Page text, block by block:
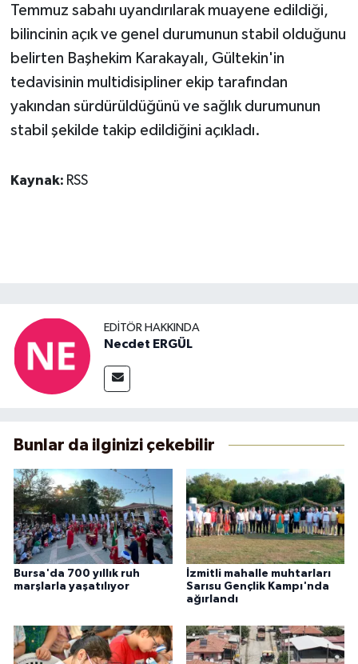
Temmuz sabahı uyandırılarak muayene edildiği,
bilincinin açık ve genel durumunun stabil olduğunu
belirten Başhekim Karakayalı, Gültekin'in
tedavisinin multidisipliner ekip tarafından
yakından sürdürüldüğünü ve sağlık durumunun
stabil şekilde takip edildiğini açıkladı.
Kaynak: RSS
EDITÖR HAKKINDA
Necdet ERGÜL
Bunlar da ilginizi çekebilir
Bursa'da 700 yıllık ruh
marşlarla yaşatılıyor
İzmitli mahalle muhtarları
Sarısu Gençlik Kampı'nda
ağırlandı